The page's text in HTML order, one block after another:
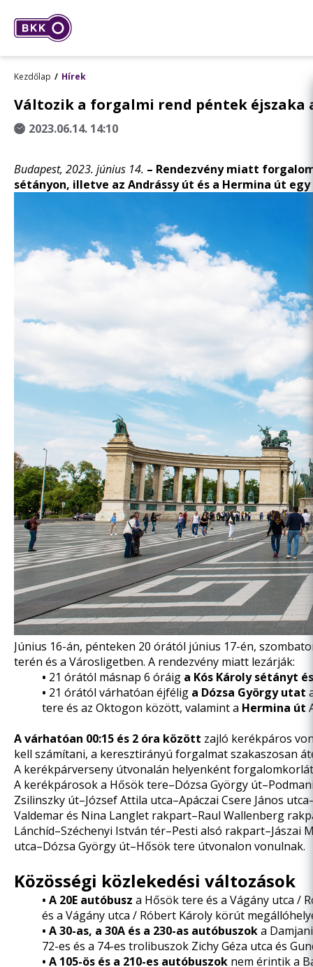
Kezdőlap Hírek
Változik a forgalmi rend péntek éjszaka
2023.06.14. 14:10
Budapest, 2023. június 14. – Rendezvény miatt
sétányon, illetve az Andrássy út és a Hermina út
Június 16-án, pénteken 20 órától június 17-én,
terén és a Városligetben. A rendezvény miatt lezárják:
• 21 órától másnap 6 óráig a Kós Károly sétányt
• 21 órától várhatóan éjfélig a Dózsa György utat
tere és az Oktogon között, valamint a Hermina út
A várhatóan 00:15 és 2 óra között zajló kerékpáros
kell számítani, a keresztirányú forgalmat szakaszosan
A kerékpárverseny útvonalán helyenként
A kerékpárosok a Hősök tere–Dózsa György
Zsilinszky út–József Attila utca–Apáczai Csere János
Valdemar és Nina Langlet rakpart–Raul Wallenberg
Lánchíd–Széchenyi István tér–Pesti alsó
utca–Dózsa György út–Hősök tere útvonalon vonulnak.
Közösségi közlekedési változások
• A 20E autóbusz a Hősök tere és a Vágány utca /
és a Vágány utca / Róbert Károly körút
• A 30-as, a 30A és a 230-as autóbuszoka
72-es és a 74-es trolibuszok Zichy Géza utca és
• A 105-ös és a 210-es autóbuszok nem érintik a